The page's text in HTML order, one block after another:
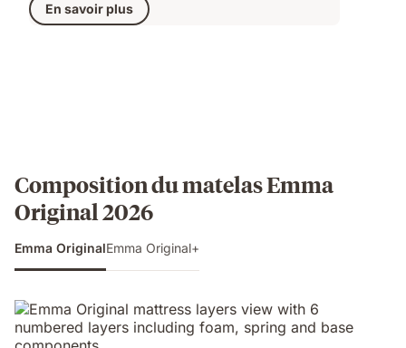
441,60 €
En savoir plus
Composition du matelas Emma
Original 2026
Emma OriginalEmma Original+